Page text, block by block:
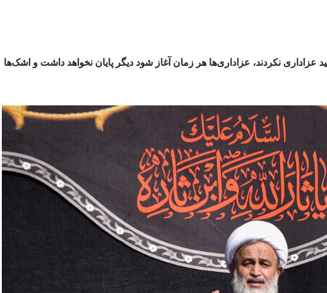
عزاداری نکردند، عزاداری‌ها هر زمان آغاز شود دیگر پایان نخواهد داشت و اشک‌ها